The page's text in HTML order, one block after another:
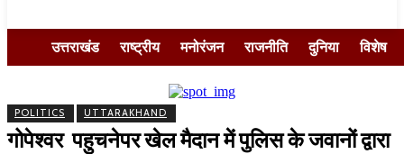
उत्तराखंड राष्ट्रीय मनोरंजन राजनीति दुनिया विशेष
POLITICS UTTARAKHAND
गोपेश्वर पहुचनेपर खेल मैदान में पुलिस के जवानों द्वारा